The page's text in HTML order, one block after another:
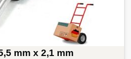
mm x 2,1 mm